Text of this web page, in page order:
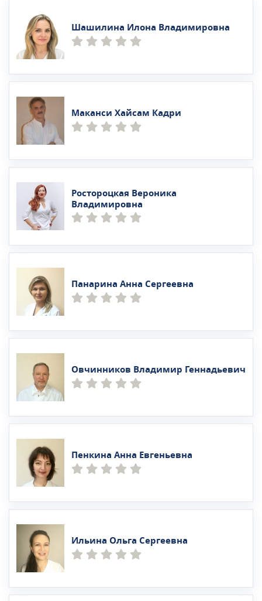
Шашилина Илона Владимировна
Маканси Хайсам Кадри
Ростороцкая Вероника
Владимировна
Панарина Анна Сергеевна
Овчинников Владимир Геннадьевич
Пенкина Анна Евгеньевна
Ильина Ольга Сергеевна